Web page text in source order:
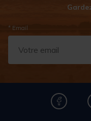
* Email